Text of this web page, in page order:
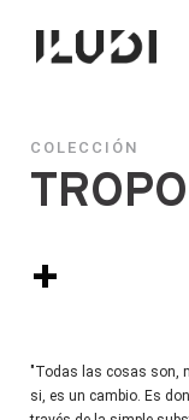
COLECCIÓN
+
"Todas las cosas son,
si, es un cambio. Es